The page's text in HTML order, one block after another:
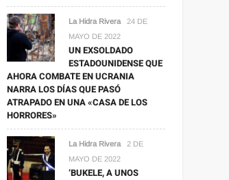
La Hidra Rivera
24 DE
MAYO DE 2022
UN EXSOLDADO
ESTADOUNIDENSE QUE
AHORA COMBATE EN UCRANIA
NARRA LOS DÍAS QUE PASÓ
ATRAPADO EN UNA «CASA DE LOS
HORRORES»
La Hidra Rivera
2 DE
MAYO DE 2022
‘BUKELE, A UNOS